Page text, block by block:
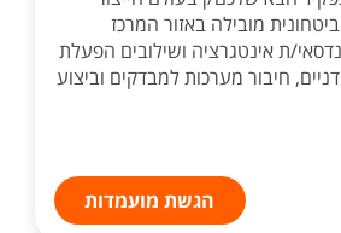
מובילה באזור המרכז
ת אינטגרציה ושילובים הפעלת
חיבור מערכות למבדקים וביצוע
הגשת מועמדות